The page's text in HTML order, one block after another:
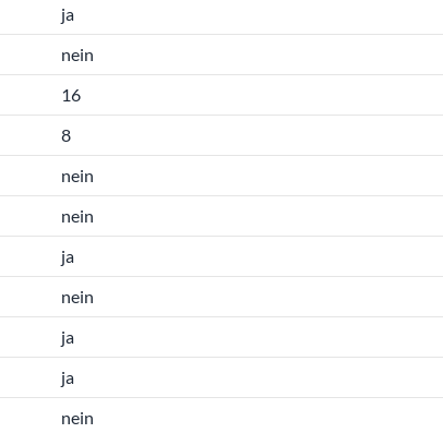
ja
nein
16
8
nein
nein
ja
nein
ja
ja
nein